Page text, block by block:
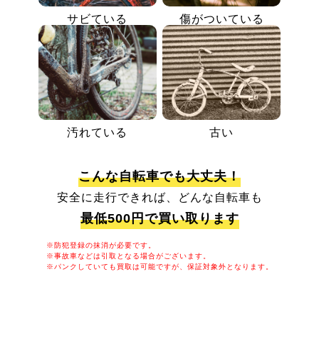
サビている 傷がついている
汚れている 古い
こんな自転車でも大丈夫！
安全に走行できれば、どんな自転車も
最低500円で買い取ります
※防犯登録の抹消が必要です。
※事故車などは引取となる場合がございます。
※パンクしていても買取は可能ですが、保証対象外となります。